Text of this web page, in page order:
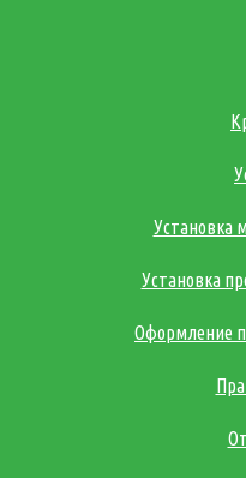
Установка
Установка
Оформление